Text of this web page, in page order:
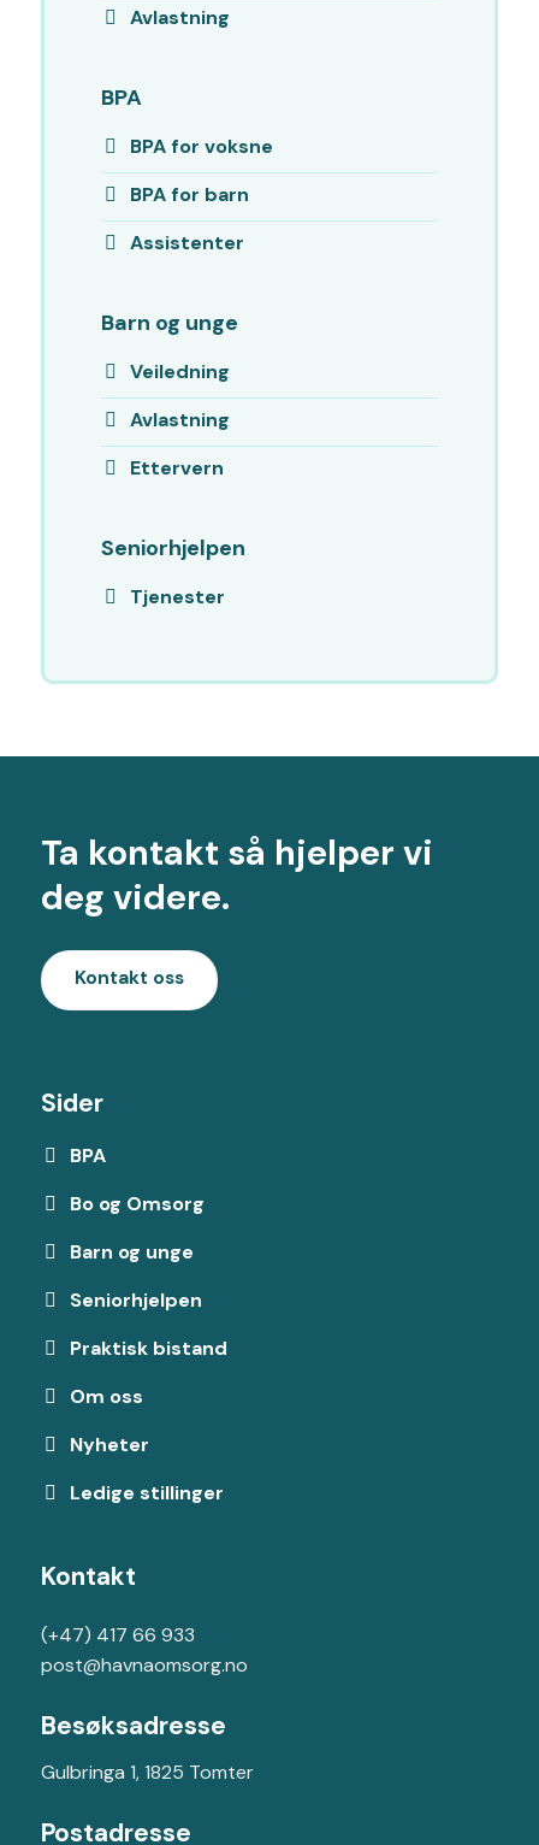
Avlastning
BPA
BPA for voksne
BPA for barn
Assistenter
Barn og unge
Veiledning
Avlastning
Ettervern
Seniorhjelpen
Tjenester
Ta kontakt så hjelper vi
deg videre.
Kontakt oss
Sider
BPA
Bo og Omsorg
Barn og unge
Seniorhjelpen
Praktisk bistand
Om oss
Nyheter
Ledige stillinger
Kontakt
(+47) 417 66 933
post@havnaomsorg.no
Besøksadresse
Gulbringa 1, 1825 Tomter
Postadresse